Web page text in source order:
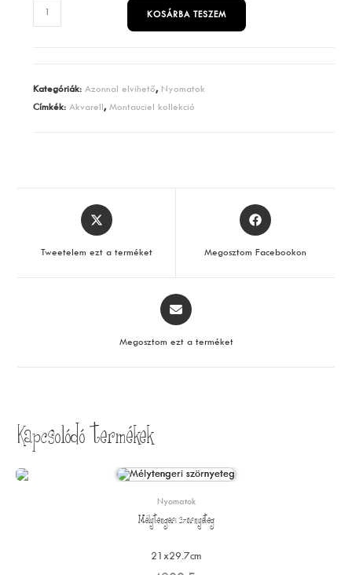
Nap
mennyiség
KOSÁRBA TESZEM
Kategóriák: Azonnal elvihető, Nyomatok
Címkék: Akvarell,Montauciel kollekció
Opens
in
Tweetelem ezt a terméket
Opens
in
Megosztom Facebookon
Opens
in
Megosztom ezt a terméket
Kapcsolódó termékek
Nyomatok
Mélytengeri szörnyeteg
21x29.7cm